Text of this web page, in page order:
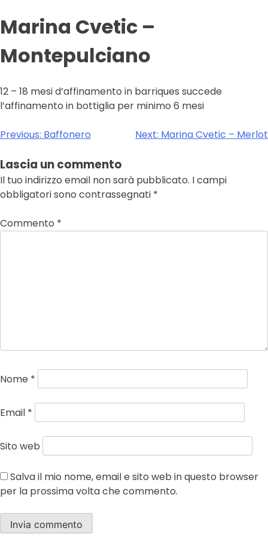
Marina Cvetic –
Montepulciano
12 – 18 mesi d’affinamento in barriques succede
l’affinamento in bottiglia per minimo 6 mesi
Navigazione
articoli
Previous: Baffonero Next: Marina Cvetic – Merlot
Lascia un commento
Il tuo indirizzo email non sarà pubblicato. I campi
obbligatori sono contrassegnati *
Commento *
Nome *
Email *
Sito web
Salva il mio nome, email e sito web in questo browser
per la prossima volta che commento.